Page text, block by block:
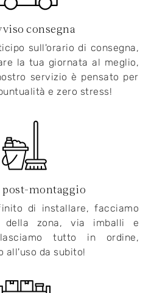
consegna
sull'orario di consegna,
la tua giornata al meglio,
servizio è pensato per
e zero stress!
montaggio
di installare, facciamo
della zona, via imballi e
tutto in ordine,
all'uso da subito!